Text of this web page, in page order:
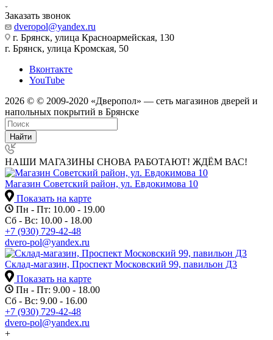
Заказать звонок
dveropol@yandex.ru
г. Брянск, улица Красноармейская, 130
г. Брянск, улица Кромская, 50
Вконтакте
YouTube
2026 © © 2009-2020 «Дверопол» — сеть магазинов дверей и
напольных покрытий в Брянске
Найти
НАШИ МАГАЗИНЫ СНОВА РАБОТАЮТ! ЖДЁМ ВАС!
Магазин Советский район, ул. Евдокимова 10
Показать на карте
Пн - Пт: 10.00 - 19.00
Сб - Вс: 10.00 - 18.00
+7 (930) 729-42-48
dvero-pol@yandex.ru
Склад-магазин, Проспект Московский 99, павильон Д3
Показать на карте
Пн - Пт: 9.00 - 18.00
Сб - Вс: 9.00 - 16.00
+7 (930) 729-42-48
dvero-pol@yandex.ru
+